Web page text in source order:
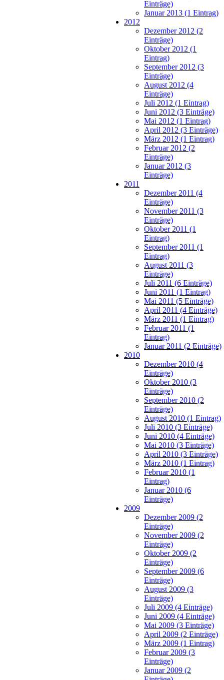
Einträge)
Januar 2013 (1 Eintrag)
2012
Dezember 2012 (2
Einträge)
Oktober 2012 (1
Eintrag)
September 2012 (3
Einträge)
August 2012 (4
Einträge)
Juli 2012 (1 Eintrag)
Juni 2012 (3 Einträge)
Mai 2012 (1 Eintrag)
April 2012 (3 Einträge)
März 2012 (1 Eintrag)
Februar 2012 (2
Einträge)
Januar 2012 (3
Einträge)
2011
Dezember 2011 (4
Einträge)
November 2011 (3
Einträge)
Oktober 2011 (1
Eintrag)
September 2011 (1
Eintrag)
August 2011 (3
Einträge)
Juli 2011 (6 Einträge)
Juni 2011 (1 Eintrag)
Mai 2011 (5 Einträge)
April 2011 (4 Einträge)
März 2011 (1 Eintrag)
Februar 2011 (1
Eintrag)
Januar 2011 (2 Einträge)
2010
Dezember 2010 (4
Einträge)
Oktober 2010 (3
Einträge)
September 2010 (2
Einträge)
August 2010 (1 Eintrag)
Juli 2010 (3 Einträge)
Juni 2010 (4 Einträge)
Mai 2010 (3 Einträge)
April 2010 (3 Einträge)
März 2010 (1 Eintrag)
Februar 2010 (1
Eintrag)
Januar 2010 (6
Einträge)
2009
Dezember 2009 (2
Einträge)
November 2009 (2
Einträge)
Oktober 2009 (2
Einträge)
September 2009 (6
Einträge)
August 2009 (3
Einträge)
Juli 2009 (4 Einträge)
Juni 2009 (4 Einträge)
Mai 2009 (3 Einträge)
April 2009 (2 Einträge)
März 2009 (1 Eintrag)
Februar 2009 (3
Einträge)
Januar 2009 (2